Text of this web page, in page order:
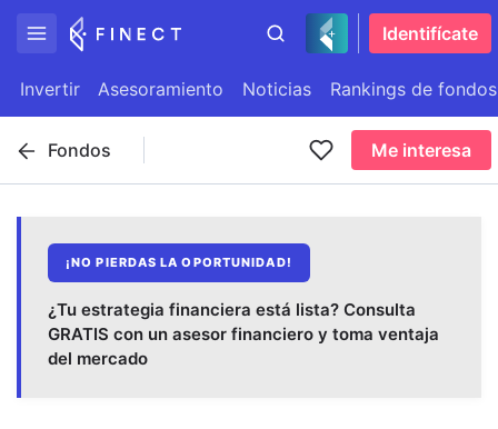
Identifícate
Invertir Asesoramiento Noticias Rankings de fondos
Fondos Me interesa
¡NO PIERDAS LA OPORTUNIDAD!
¿Tu estrategia financiera está lista? Consulta
GRATIS con un asesor financiero y toma ventaja
del mercado